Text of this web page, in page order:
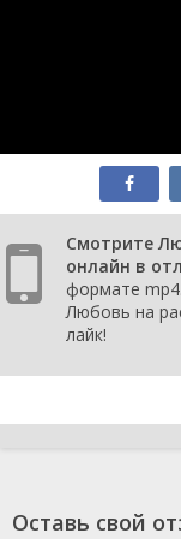
Смотрите
онлайн в
формате
Любовь на
лайк!
Оставь свой